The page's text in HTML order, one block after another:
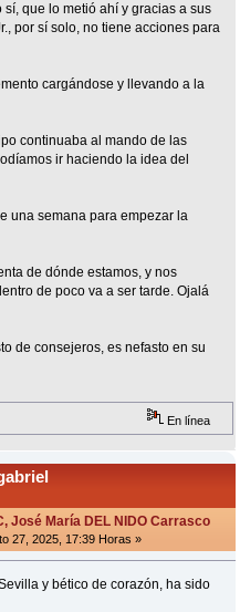
que lo metió ahí y gracias a sus
por sí solo, no tiene acciones para
cargándose y llevando a la
continuaba al mando de las
ir haciendo la idea del
una semana para empezar la
de dónde estamos, y nos
de poco va a ser tarde. Ojalá
de consejeros, es nefasto en su
En línea
José María DEL NIDO Carrasco
27, 2025, 17:39 Horas »
y bético de corazón, ha sido